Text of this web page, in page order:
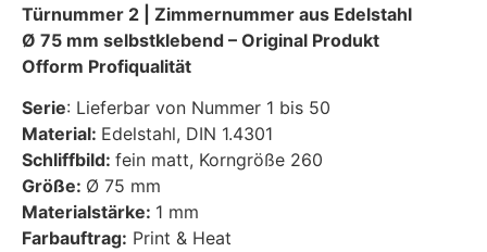
Türnummer 2 | Zimmernummer aus Edelstahl
Ø 75 mm selbstklebend – Original Produkt
Ofform Profiqualität
Serie: Lieferbar von Nummer 1 bis 50
Material: Edelstahl, DIN 1.4301
Schliffbild: fein matt, Korngröße 260
Größe: Ø 75 mm
Materialstärke: 1 mm
Farbauftrag: Print & Heat